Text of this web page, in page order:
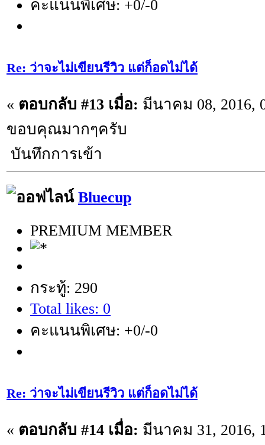
คะแนนพิเศษ: +0/-0
Re: ว่าจะไม่เขียนรีวิว แต่ก็อดไม่ได้
« ตอบกลับ #13 เมื่อ: มีนาคม 08, 2016,
ขอบคุณมากๆครับ
บันทึกการเข้า
Bluecup
PREMIUM MEMBER
กระทู้: 290
Total likes: 0
คะแนนพิเศษ: +0/-0
Re: ว่าจะไม่เขียนรีวิว แต่ก็อดไม่ได้
« ตอบกลับ #14 เมื่อ: มีนาคม 31, 2016,